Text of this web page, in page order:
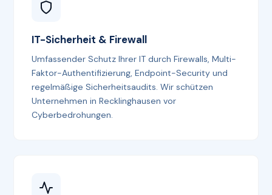
IT-Sicherheit & Firewall
Umfassender Schutz Ihrer IT durch Firewalls, Multi-
Faktor-Authentifizierung, Endpoint-Security und
regelmäßige Sicherheitsaudits. Wir schützen
Unternehmen in Recklinghausen vor
Cyberbedrohungen.